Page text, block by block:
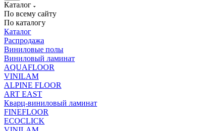
Каталог
По всему сайту
По каталогу
Каталог
Распродажа
Виниловые полы
Виниловый ламинат
AQUAFLOOR
VINILAM
ALPINE FLOOR
ART EAST
Кварц-виниловый ламинат
FINEFLOOR
ECOCLICK